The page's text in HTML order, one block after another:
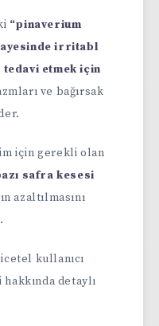
“pinaverium
irritabl
etmek için
ve bağırsak
için gerekli olan
safra kesesi
azaltılmasını
kullanıcı
detaylı